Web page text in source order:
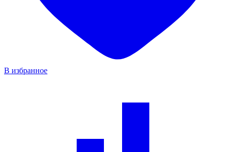
В избранное